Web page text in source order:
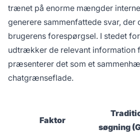
trænet på enorme mængder
generere sammenfattede svar, der
brugerens forespørgsel. I stedet
udtrækker de relevant information
præsenterer det som et
chatgrænseflade.
Faktor
søgning